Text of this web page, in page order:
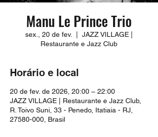
Manu Le Prince Trio
sex., 20 de fev.
JAZZ VILLAGE |
Restaurante e Jazz Club
Horário e local
20 de fev. de 2026, 20:00 – 22:00
JAZZ VILLAGE | Restaurante e Jazz Club,
R. Toivo Suni, 33 - Penedo, Itatiaia - RJ,
27580-000, Brasil